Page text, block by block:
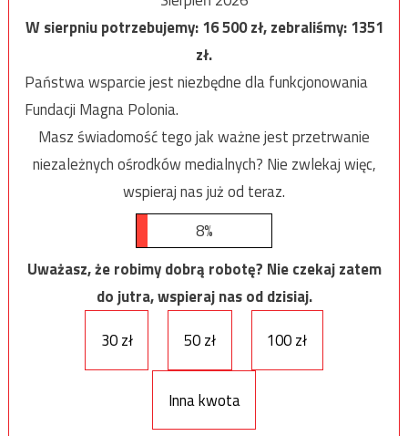
W sierpniu potrzebujemy:16 500zł, zebraliśmy:1351
zł.
Państwa wsparcie jest niezbędne dla funkcjonowania
Fundacji Magna Polonia.
Masz świadomość tego jak ważne jest przetrwanie
niezależnych ośrodków medialnych? Nie zwlekaj więc,
wspieraj nas już od teraz.
8%
Uważasz, że robimy dobrą robotę? Nie czekaj zatem
do jutra, wspieraj nas od dzisiaj.
30 zł
50 zł 100 zł
Inna kwota